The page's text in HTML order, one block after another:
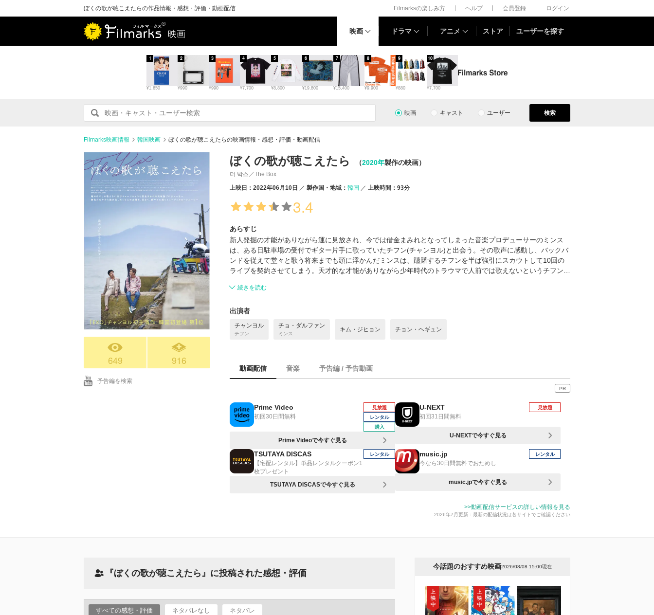
ぼくの歌が聴こえたらの作品情報・感想・評価・動画配信 Filmarksの楽しみ方 ヘルプ 会員登録 ログイン
映画 映画 ドラマ アニメ ストア ユーザーを探す
¥1,650
1
¥990
2
¥990
3
¥7,700
4
¥8,800
5
¥19,800
6
¥15,400
7
¥9,900
8
¥880
9
¥7,700
10
映画 キャスト ユーザー 検索
Filmarks映画情報 韓国映画 ぼくの歌が聴こえたらの映画情報・感想・評価・動画配信
649 916
予告編を検索
ぼくの歌が聴こえたら （2020年製作の映画）
더 박스／The Box
上映日：2022年06月10日
製作国・地域： 韓国 上映時間：93分
3.4
あらすじ
新⼈発掘の才能がありながら運に⾒放され、今では借⾦まみれとなってしまった⾳楽プロデューサーのミンス
は、ある⽇駐⾞場の受付でギター⽚⼿に歌っていたチフン(チャンヨル)と出会う。その歌声に感動し、バックバ
ンドを従えて堂々と歌う将来までも頭に浮かんだミンスは、躊躇するチフンを半ば強引にスカウトして10回の
ライブを契約させてしまう。天才的な才能がありながら少年時代のトラウマで⼈前では歌えないというチフン…
続きを読む
出演者
チャンヨル
チフン
チョ・ダルファン
ミンス
キム・ジヒョン チョン・ヘギュン
動画配信 音楽 予告編 / 予告動画
PR
Prime Video
初回30日間無料
見放題
レンタル
購入
Prime Videoで今すぐ見る
U-NEXT
初回31日間無料
見放題
U-NEXTで今すぐ見る
TSUTAYA DISCAS
【宅配レンタル】単品レンタルクーポン1
枚プレゼント
レンタル
TSUTAYA DISCASで今すぐ見る
music.jp
今なら30日間無料でおためし
レンタル
music.jpで今すぐ見る
>>動画配信サービスの詳しい情報を見る
2026年7月更新：最新の配信状況は各サイトでご確認ください
『ぼくの歌が聴こえたら』に投稿された感想・評価
すべての感想・評価 ネタバレなし ネタバレ
今話題のおすすめ映画2026/08/08 15:00現在